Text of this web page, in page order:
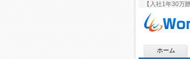
【入社1年30万
求人情報なら
ホーム